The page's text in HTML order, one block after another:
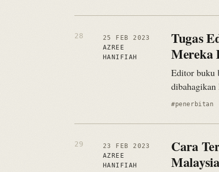
25 FEB 2023
AZREE
HANIFIAH
Tugas
Mereka
Editor buku
dibahagikan
#penerbitan
23 FEB 2023
AZREE
HANIFIAH
Cara
Malaysia